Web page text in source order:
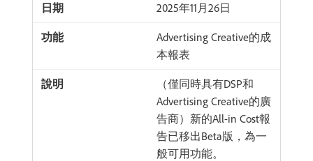
2025年11月26日
Advertising Creative的成
本報表
（僅同時具有DSP和
Advertising Creative的廣
告商）新的All-in Cost報
告已移出Beta版，為一
般可用功能。